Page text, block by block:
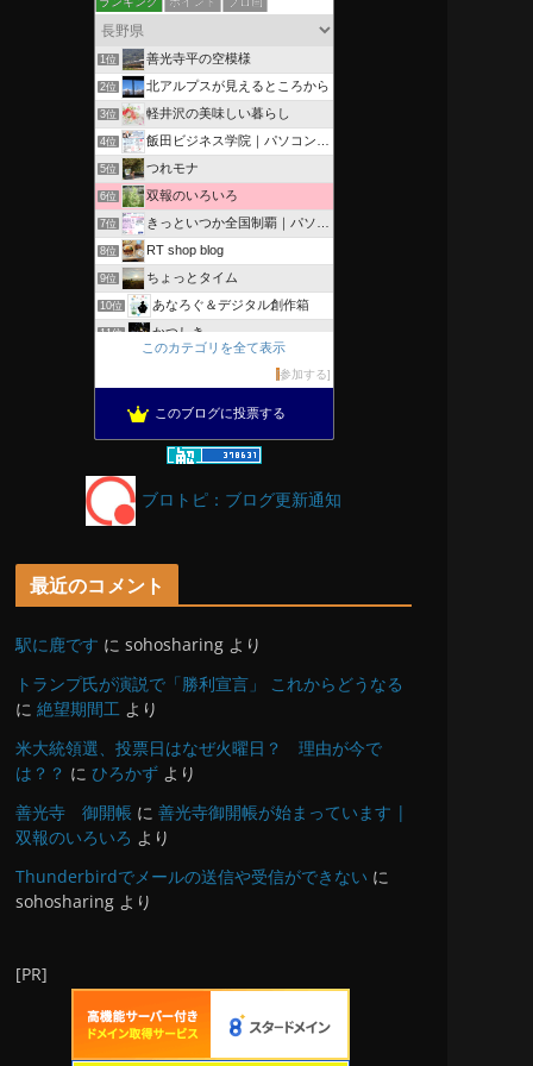
1位 善光寺平の空模様
2位 北アルプスが見えるところから
3位 軽井沢の美味しい暮らし
4位 飯田ビジネス学院｜パソコン、簿記、公共職業訓練と求職者支援
5位 つれモナ
6位 双報のいろいろ
7位 きっといつか全国制覇｜パソコン教室、簿記教室のスタッフブログ
8位 RT shop blog
9位 ちょっとタイム
10位 あなろぐ＆デジタル創作箱
11位 かつしき
軽井沢まったり生活 柴犬とともに
13位 がんばれ長野
のんびりいこうよ！
15位 OESセｴラ＆レイラ何気ない風景
このカテゴリを全て表示
参加する
このブログに投票する
ブロトピ：ブログ更新通知
最近のコメント
駅に鹿です に sohosharing より
トランプ氏が演説で「勝利宣言」 これからどうなる
に 絶望期間工 より
米大統領選、投票日はなぜ火曜日？ 理由が今で
は？？ に ひろかず より
善光寺 御開帳 に 善光寺御開帳が始まっています |
双報のいろいろ より
Thunderbirdでメールの送信や受信ができない に
sohosharing より
[PR]